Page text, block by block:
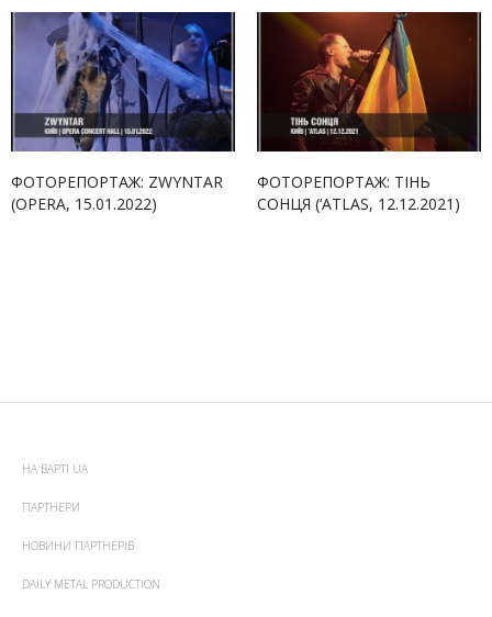
ФОТОРЕПОРТАЖ: ZWYNTAR
(OPERA, 15.01.2022)
ФОТОРЕПОРТАЖ: ТІНЬ
СОНЦЯ (‘ATLAS, 12.12.2021)
НА ВАРТІ UA
ПАРТНЕРИ
НОВИНИ ПАРТНЕРІВ
DAILY METAL PRODUCTION